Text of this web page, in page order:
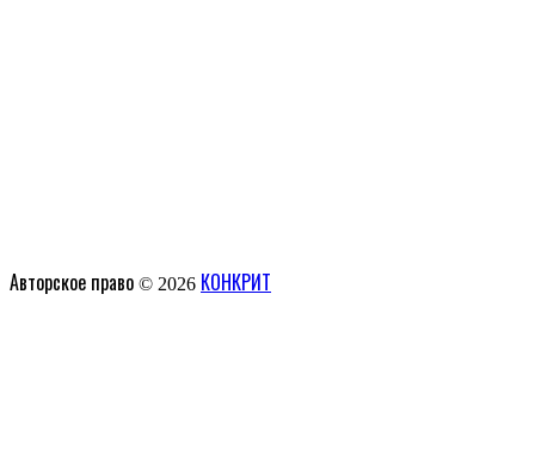
Авторское право © 2026 КОНКРИТ